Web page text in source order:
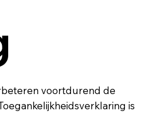
voortdurend de
is